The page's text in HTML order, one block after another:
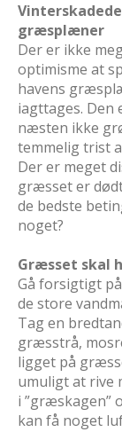
Vinterskadede
græsplæner
Der er ikke
optimisme at
havens
iagttages. Den
næsten ikke
temmelig trist
Der er meget
græsset er
de bedste
noget?
Græsset skal
Gå forsigtigt
de store
Tag en
græsstrå,
ligget på
umuligt at rive
i ”græskagen”
kan få noget